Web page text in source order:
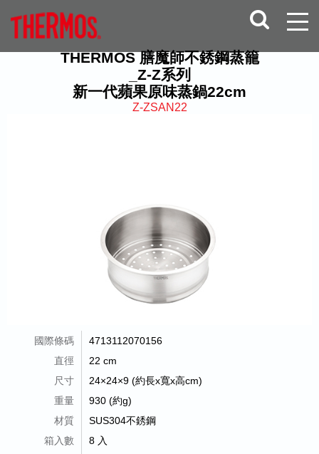
THERMOS 膳魔師不銹鋼蒸籠
_Z-Z系列
新一代蘋果原味蒸鍋22cm
Z-ZSAN22
國際條碼
4713112070156
直徑
22 cm
尺寸
24×24×9 (約長x寬x高cm)
重量
930 (約g)
材質
SUS304不銹鋼
箱入數
8 入